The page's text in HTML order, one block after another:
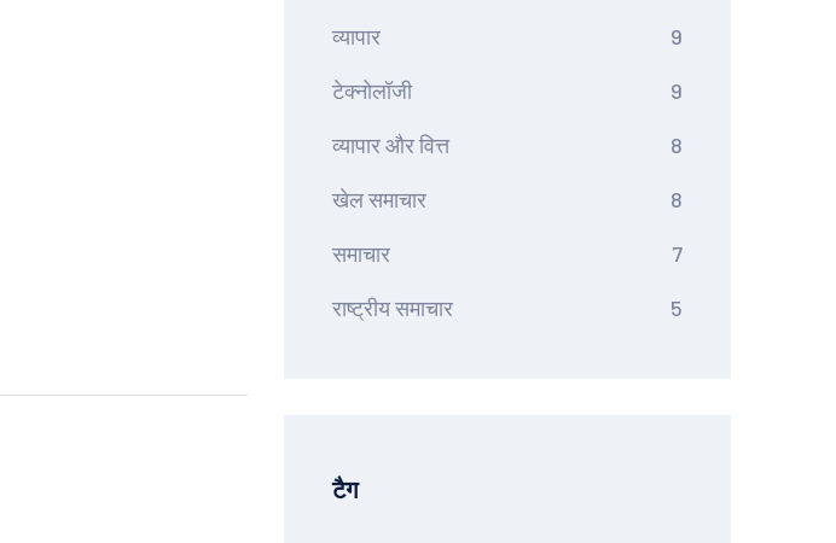
व्यापार 9
टेक्नोलॉजी 9
व्यापार और वित्त 8
खेल समाचार 8
समाचार 7
राष्ट्रीय समाचार 5
टैग